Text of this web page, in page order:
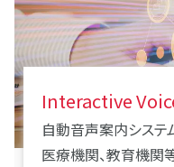
Interactive
自動音声案内システ
医療機関、教育機関